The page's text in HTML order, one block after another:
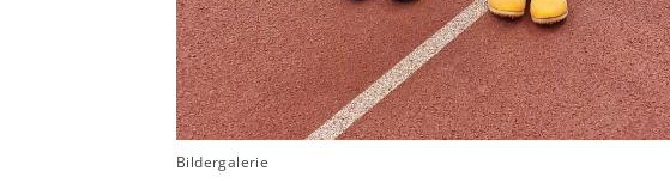
Bildergalerie